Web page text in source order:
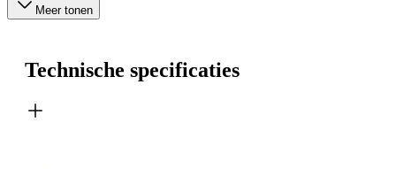
Meer tonen
Technische specificaties